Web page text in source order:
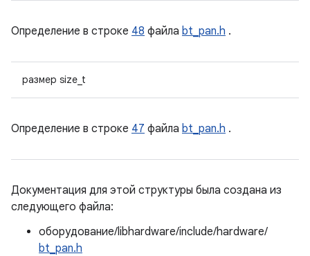
Определение в строке 48 файла bt_pan.h .
размер size_t
Определение в строке 47 файла bt_pan.h .
Документация для этой структуры была создана из
следующего файла:
оборудование/libhardware/include/hardware/
bt_pan.h